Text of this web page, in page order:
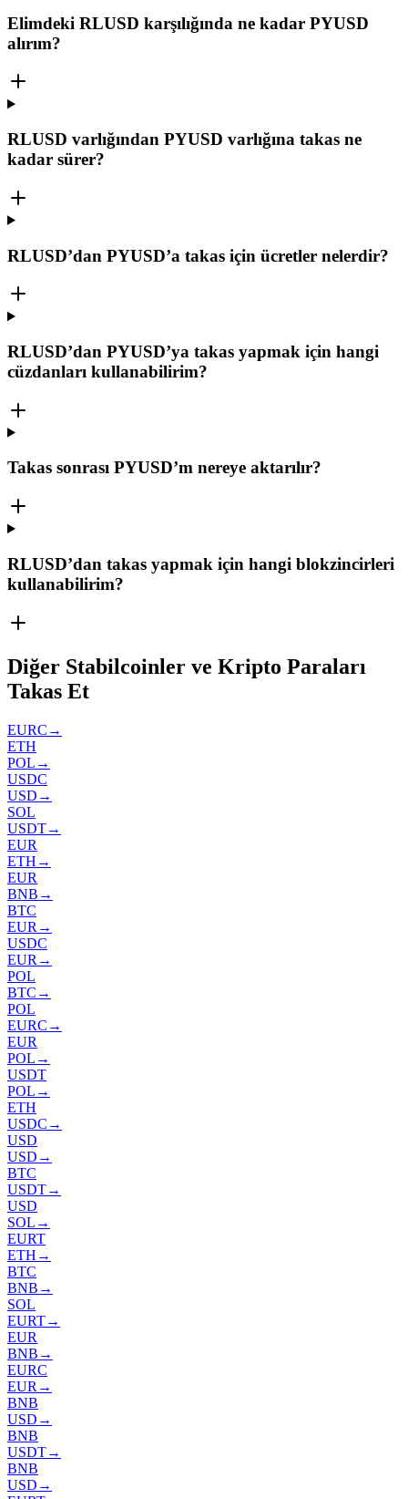
Elimdeki RLUSD karşılığında ne kadar PYUSD
alırım?
RLUSD varlığından PYUSD varlığına takas ne
kadar sürer?
RLUSD’dan PYUSD’a takas için ücretler nelerdir?
RLUSD’dan PYUSD’ya takas yapmak için hangi
cüzdanları kullanabilirim?
Takas sonrası PYUSD’m nereye aktarılır?
RLUSD’dan takas yapmak için hangi blokzincirleri
kullanabilirim?
Diğer Stabilcoinler ve Kripto Paraları
Takas Et
EURC →
ETH
POL →
USDC
USD →
SOL
USDT→
EUR
ETH →
EUR
BNB →
BTC
EUR →
USDC
EUR →
POL
BTC →
POL
EURC →
EUR
POL →
USDT
POL →
ETH
USDC →
USD
USD →
BTC
USDT→
USD
SOL →
EURT
ETH →
BTC
BNB →
SOL
EURT→
EUR
BNB →
EURC
EUR →
BNB
USD →
BNB
USDT→
BNB
USD →